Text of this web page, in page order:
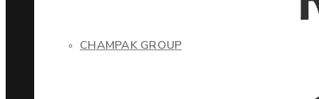
CHAMPAK GROUP